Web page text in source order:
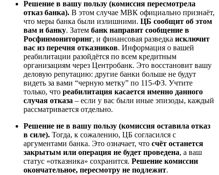
Решение в вашу пользу (комиссия пересмотрела
отказ банка). В этом случае МВК официально признаёт,
что меры банка были излишними. ЦБ сообщит об этом
вам и банку. Затем банк направит сообщение в
Росфинмониторинг, и финансовая разведка исключит
вас из перечня отказников. Информация о вашей
реабилитации разойдётся по всем кредитным
организациям через Центробанк. Это восстановит вашу
деловую репутацию: другие банки больше не будут
видеть за вами “черную метку” по 115-ФЗ. Учтите
только, что реабилитация касается именно данного
случая отказа – если у вас были иные эпизоды, каждый
рассматривается отдельно.
Решение не в вашу пользу (комиссия оставила отказ
в силе). Тогда, к сожалению, ЦБ согласился с
аргументами банка. Это означает, что счёт останется
закрытым или операция не будет проведена, а ваш
статус «отказника» сохранится. Решение комиссии
окончательное, пересмотру не подлежит.